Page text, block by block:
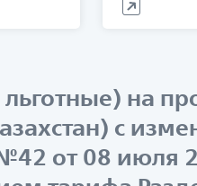
на
с
от 08 июля